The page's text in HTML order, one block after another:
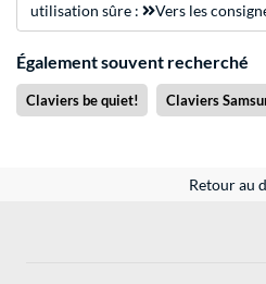
utilisation sûre :
Vers les
Également souvent recherché
Claviers be quiet! Claviers
Retour au